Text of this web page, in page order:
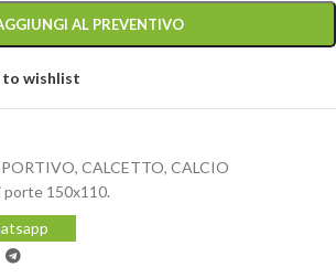
AL PREVENTIVO
to wishlist
, CALCETTO, CALCIO
150x110.